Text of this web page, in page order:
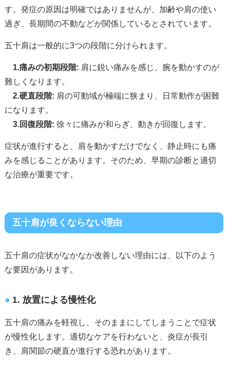
す。発症の原因は明確ではありませんが、加齢や肩の使い
過ぎ、長期間の不動などが関係しているとされています。
五十肩は一般的に3つの段階に分けられます。
1.痛みの初期段階: 肩に鋭い痛みを感じ、腕を動かすのが
難しくなります。
2.硬直段階: 肩の可動域が極端に狭まり、日常動作が困難
になります。
3.回復段階: 徐々に痛みが和らぎ、動きが回復します。
症状が進行すると、肩を動かすだけでなく、静止時にも痛
みを感じることがあります。そのため、早期の診断と適切
な治療が重要です。
五十肩が良くならない理由
五十肩の症状がなかなか改善しない理由には、以下のよう
な要因があります。
1. 放置による慢性化
五十肩の痛みを軽視し、そのままにしてしまうことで症状
が慢性化します。適切なケアを行わないと、炎症が長引
き、肩関節の硬直が進行する恐れがあります。